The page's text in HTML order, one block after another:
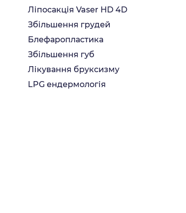
Ліпосакція Vaser HD 4D
Збільшення грудей
Блефаропластика
Збільшення губ
Лікування бруксизму
LPG ендермологія